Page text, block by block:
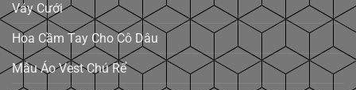
Váy Cưới
Hoa Cầm Tay Cho Cô Dâu
Mẫu Áo Vest Chú Rể